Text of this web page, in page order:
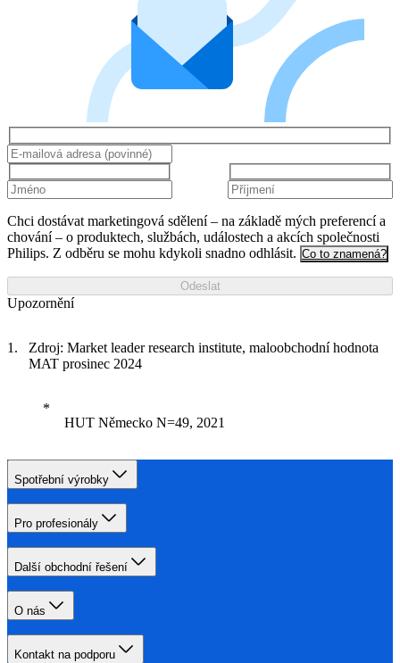
Chci dostávat marketingová sdělení – na základě mých preferencí a
chování – o produktech, službách, událostech a akcích společnosti
Philips. Z odběru se mohu kdykoli snadno odhlásit. Co to znamená?
Odeslat
Upozornění
Zdroj: Market leader research institute, maloobchodní hodnota
MAT prosinec 2024
HUT Německo N=49, 2021
Spotřební výrobky
Pro profesionály
Další obchodní řešení
O nás
Kontakt na podporu